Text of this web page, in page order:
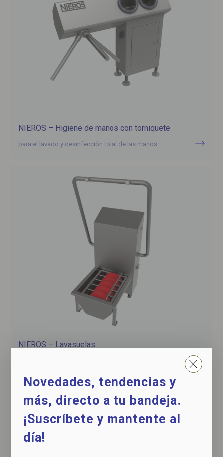
NIEROS – Higiene de manos con torniquete
para el lavado y desinfección total de las manos
NIEROS – Lavasuelas
Novedades, tendencias y
más, directo a tu bandeja.
¡Suscríbete y mantente al
día!